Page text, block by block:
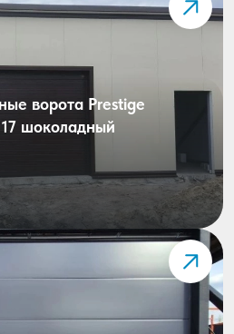
ворота Prestige
шоколадный